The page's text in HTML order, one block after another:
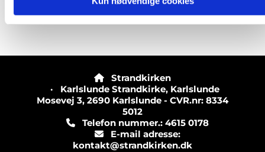

Strandkirken
· Karlslunde Strandkirke, Karlslunde
Mosevej 3, 2690 Karlslunde - CVR.nr: 8334
5012
Telefon nummer.: 4615 0178
E-mail adresse:
kontakt@strandkirken.dk